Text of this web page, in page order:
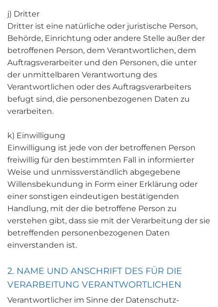
j) Dritter
Dritter ist eine natürliche oder juristische Person,
Behörde, Einrichtung oder andere Stelle außer der
betroffenen Person, dem Verantwortlichen, dem
Auftragsverarbeiter und den Personen, die unter
der unmittelbaren Verantwortung des
Verantwortlichen oder des Auftragsverarbeiters
befugt sind, die personenbezogenen Daten zu
verarbeiten.
k) Einwilligung
Einwilligung ist jede von der betroffenen Person
freiwillig für den bestimmten Fall in informierter
Weise und unmissverständlich abgegebene
Willensbekundung in Form einer Erklärung oder
einer sonstigen eindeutigen bestätigenden
Handlung, mit der die betroffene Person zu
verstehen gibt, dass sie mit der Verarbeitung der sie
betreffenden personenbezogenen Daten
einverstanden ist.
2. NAME UND ANSCHRIFT DES FÜR DIE
VERARBEITUNG VERANTWORTLICHEN
Verantwortlicher im Sinne der Datenschutz-